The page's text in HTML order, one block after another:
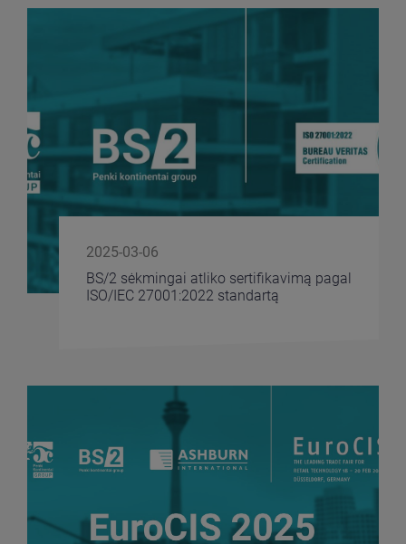
2025-03-06
BS/2 sėkmingai atliko sertifikavimą pagal
ISO/IEC 27001:2022 standartą